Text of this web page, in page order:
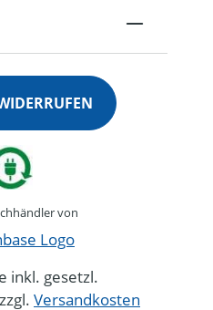
von
inkl. gesetzl.
Versandkosten